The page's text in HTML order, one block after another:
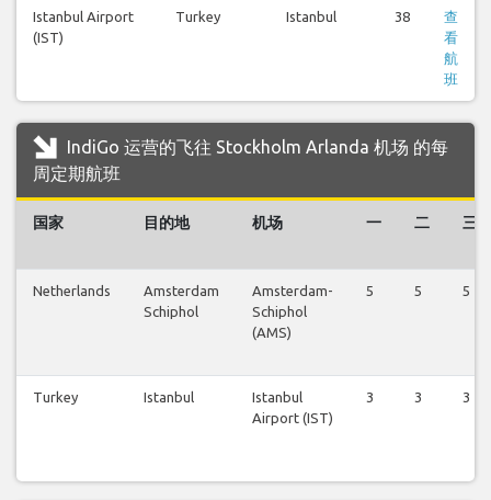
Istanbul Airport
(IST)
Turkey Istanbul 38
查
看
航
班
IndiGo 运营的飞往 Stockholm Arlanda 机场 的每
周定期航班
国家 目的地 机场 一 二 三
Netherlands
Amsterdam
Schiphol
Amsterdam-
Schiphol
(AMS)
5 5 5
Turkey Istanbul
Istanbul
Airport (IST)
3 3 3